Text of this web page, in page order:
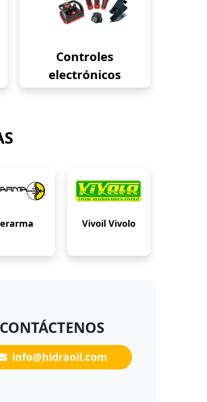
Controles
electrónicos
Vivoil Vivolo
CONTÁCTENOS
info@hidraoil.com